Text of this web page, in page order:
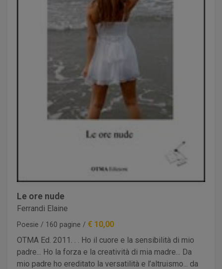
Le ore nude
Ferrandi Elaine
Poesie / 160 pagine /€ 10,00
OTMA Ed. 2011. . . Ho il cuore e la sensibilità di mio
padre... Ho la forza e la creatività di mia madre... Da
mio padre ho ereditato la versatilità e l’altruismo... da